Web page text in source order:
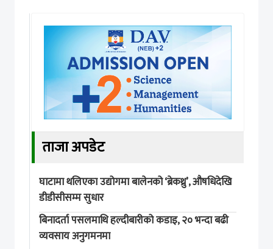
ताजा अपडेट
घाटामा थलिएका उद्योगमा बालेनको ‘ब्रेकथ्रु’, औषधिदेखि
डीडीसीसम्म सुधार
बिनादर्ता पसलमाथि हल्दीबारीको कडाइ, २० भन्दा बढी
व्यवसाय अनुगमनमा